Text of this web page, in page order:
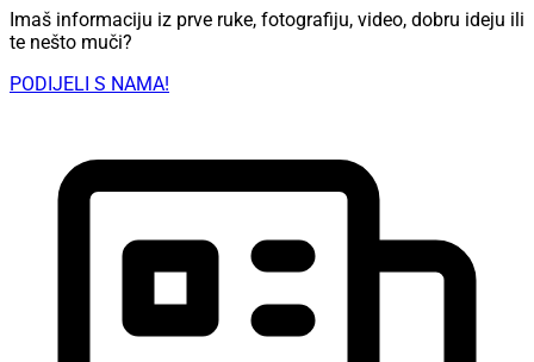
Imaš informaciju iz prve ruke, fotografiju, video, dobru ideju ili
te nešto muči?
PODIJELI S NAMA!